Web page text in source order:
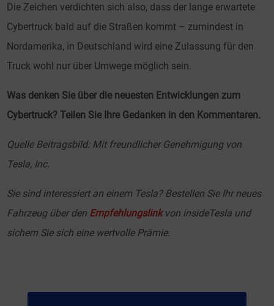
Die Zeichen verdichten sich also, dass der lange erwartete
Cybertruck bald auf die Straßen kommt – zumindest in
Nordamerika, in Deutschland wird eine Zulassung für den
Truck wohl nur über Umwege möglich sein.
Was denken Sie über die neuesten Entwicklungen zum
Cybertruck? Teilen Sie Ihre Gedanken in den Kommentaren.
Quelle Beitragsbild: Mit freundlicher Genehmigung von
Tesla, Inc.
Sie sind interessiert an einem Tesla? Bestellen Sie Ihr neues
Fahrzeug über den Empfehlungslinkvon insideTesla und
sichern Sie sich eine wertvolle Prämie.